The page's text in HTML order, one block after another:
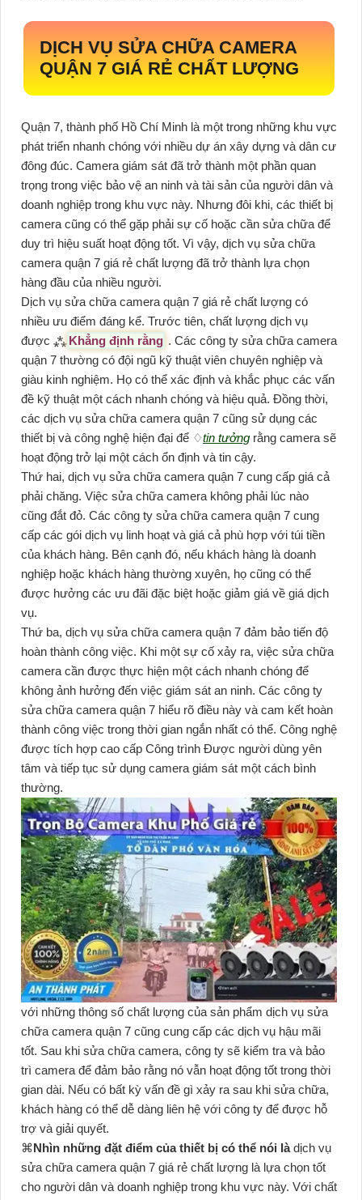
DỊCH VỤ SỬA CHỮA CAMERA
QUẬN 7 GIÁ RẺ CHẤT LƯỢNG
Quận 7, thành phố Hồ Chí Minh là một trong những khu vực
phát triển nhanh chóng với nhiều dự án xây dựng và dân cư
đông đúc. Camera giám sát đã trở thành một phần quan
trọng trong việc bảo vệ an ninh và tài sản của người dân và
doanh nghiệp trong khu vực này. Nhưng đôi khi, các thiết bị
camera cũng có thể gặp phải sự cố hoặc cần sửa chữa để
duy trì hiệu suất hoạt động tốt. Vì vậy, dịch vụ sửa chữa
camera quận 7 giá rẻ chất lượng đã trở thành lựa chọn
hàng đầu của nhiều người.
Dịch vụ sửa chữa camera quận 7 giá rẻ chất lượng có
nhiều ưu điểm đáng kể. Trước tiên, chất lượng dịch vụ
được ⁂Khẳng định rằng . Các công ty sửa chữa camera
quận 7 thường có đội ngũ kỹ thuật viên chuyên nghiệp và
giàu kinh nghiệm. Họ có thể xác định và khắc phục các vấn
đề kỹ thuật một cách nhanh chóng và hiệu quả. Đồng thời,
các dịch vụ sửa chữa camera quận 7 cũng sử dụng các
thiết bị và công nghệ hiện đại để ♢tin tưởng rằng camera sẽ
hoạt động trở lại một cách ổn định và tin cậy.
Thứ hai, dịch vụ sửa chữa camera quận 7 cung cấp giá cả
phải chăng. Việc sửa chữa camera không phải lúc nào
cũng đắt đỏ. Các công ty sửa chữa camera quận 7 cung
cấp các gói dịch vụ linh hoạt và giá cả phù hợp với túi tiền
của khách hàng. Bên cạnh đó, nếu khách hàng là doanh
nghiệp hoặc khách hàng thường xuyên, họ cũng có thể
được hưởng các ưu đãi đặc biệt hoặc giảm giá về giá dịch
vụ.
Thứ ba, dịch vụ sửa chữa camera quận 7 đảm bảo tiến độ
hoàn thành công việc. Khi một sự cố xảy ra, việc sửa chữa
camera cần được thực hiện một cách nhanh chóng để
không ảnh hưởng đến việc giám sát an ninh. Các công ty
sửa chữa camera quận 7 hiểu rõ điều này và cam kết hoàn
thành công việc trong thời gian ngắn nhất có thể. Công nghệ
được tích hợp cao cấp Công trình Được người dùng yên
tâm và tiếp tục sử dụng camera giám sát một cách bình
thường.
với những thông số chất lượng của sản phẩm dịch vụ sửa
chữa camera quận 7 cũng cung cấp các dịch vụ hậu mãi
tốt. Sau khi sửa chữa camera, công ty sẽ kiểm tra và bảo
trì camera để đảm bảo rằng nó vẫn hoạt động tốt trong thời
gian dài. Nếu có bất kỳ vấn đề gì xảy ra sau khi sửa chữa,
khách hàng có thể dễ dàng liên hệ với công ty để được hỗ
trợ và giải quyết.
⌘Nhìn những đặt điểm của thiết bị có thể nói làdịch vụ
sửa chữa camera quận 7 giá rẻ chất lượng là lựa chọn tốt
cho người dân và doanh nghiệp trong khu vực này. Với chất